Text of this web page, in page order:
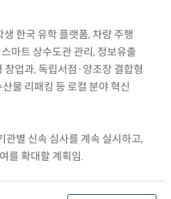
한국 유학 플랫폼, 차량 주행
마트 상수도관 관리, 정보유출
업과, 독립서점·양조장 결합형
물 리패킹 등 로컬 분야 혁신
별 신속 심사를 계속 실시하고,
를 확대할 계획임.